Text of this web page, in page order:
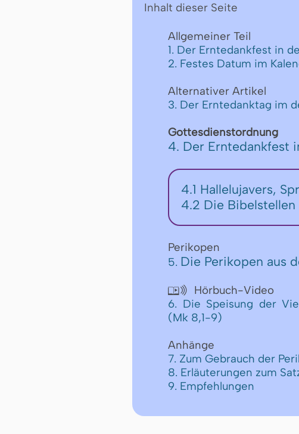
Inhalt dieser Seite
Allgemeiner Teil
1. Der Erntedankfest in
2. Festes Datum im
Alternativer Artikel
3. Der Erntedanktag im
Gottesdienstordnung
4. Der Erntedankfest
4.1 Hallelujavers,
4.2 Die
Perikopen
5. Die Perikopen aus

Hörbuch-Video
6. Die Speisung der
(Mk 8,1-9)
Anhänge
7. Zum Gebrauch der
8. Erläuterungen zum
9. Empfehlungen